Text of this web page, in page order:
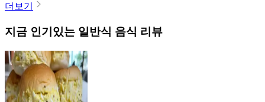
더보기
지금 인기있는 일반식 음식 리뷰